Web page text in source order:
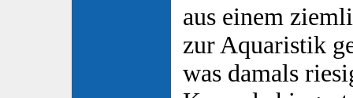
aus einem
zur Aquaristik
was damals